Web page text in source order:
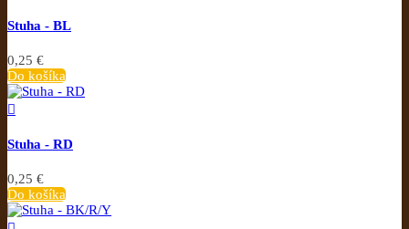
Stuha - BL
0,25 €
Do košíka

Stuha - RD
0,25 €
Do košíka